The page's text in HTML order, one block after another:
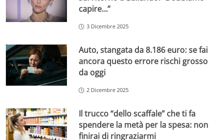
capire…”
3 Dicembre 2025
Auto, stangata da 8.186 euro: se fai
ancora questo errore rischi grosso
da oggi
2 Dicembre 2025
Il trucco “dello scaffale” che ti fa
spendere la metà per la spesa: non
finirai di ringraziarmi